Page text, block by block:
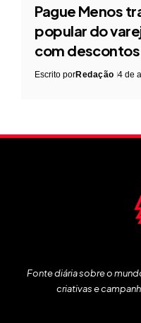
Pague Menos
popular do
com
Escrito porRedação 4 de
Fonte diária sobre o
criativas e